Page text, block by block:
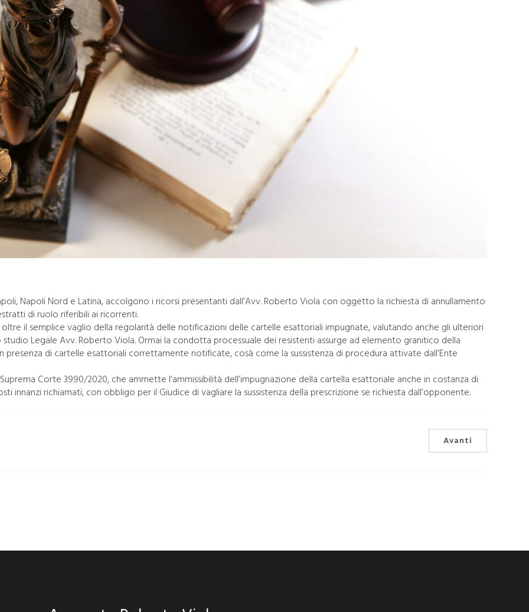
Napoli Nord e Latina, accolgono i ricorsi presentanti dall’Avv. Roberto Viola con oggetto la richiesta di annullamento
di ruolo riferibili ai ricorrenti.
il semplice vaglio della regolarità delle notificazioni delle cartelle esattoriali impugnate, valutando anche gli ulteriori
Legale Avv. Roberto Viola. Ormai la condotta processuale dei resistenti assurge ad elemento granitico della
presenza di cartelle esattoriali correttamente notificate, cosà come la sussistenza di procedura attivate dall’Ente
Corte 3990/2020, che ammette l’ammissibilità dell’impugnazione della cartella esattoriale anche in costanza di
innanzi richiamati, con obbligo per il Giudice di vagliare la sussistenza della prescrizione se richiesta dall’opponente.
Avanti